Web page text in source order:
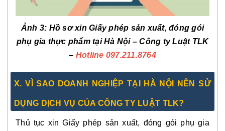
Ảnh 3: Hồ sơ xin Giấy phép sản xuất, đóng gói
phụ gia thực phẩm tại Hà Nội – Công ty Luật TLK
– Hotline 097.211.8764
X. VÌ SAO DOANH NGHIỆP TẠI HÀ NỘI NÊN SỬ
DỤNG DỊCH VỤ CỦA CÔNG TY LUẬT TLK?
Thủ tục xin Giấy phép sản xuất, đóng gói phụ gia